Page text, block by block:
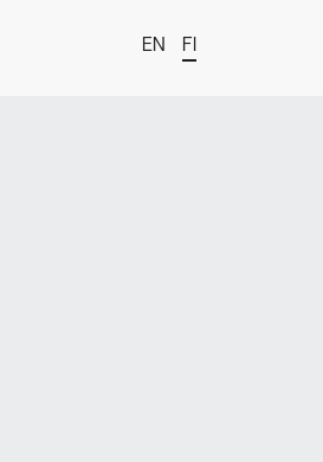
EN FI